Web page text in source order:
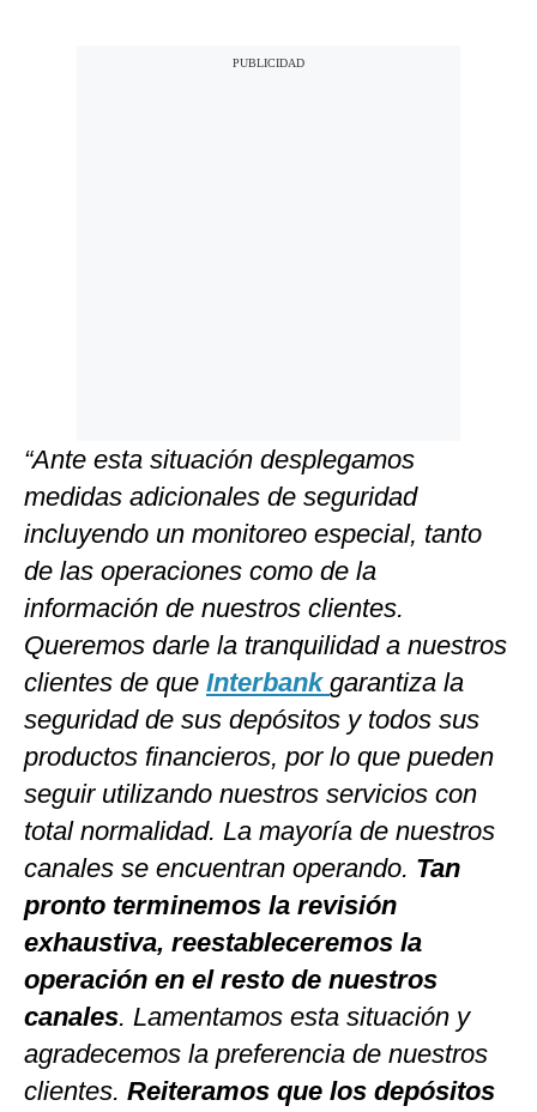
“Ante esta situación desplegamos
medidas adicionales de seguridad
incluyendo un monitoreo especial, tanto
de las operaciones como de la
información de nuestros clientes.
Queremos darle la tranquilidad a nuestros
clientes de que Interbank garantiza la
seguridad de sus depósitos y todos sus
productos financieros, por lo que pueden
seguir utilizando nuestros servicios con
total normalidad. La mayoría de nuestros
canales se encuentran operando. Tan
pronto terminemos la revisión
exhaustiva, reestableceremos la
operación en el resto de nuestros
canales. Lamentamos esta situación y
agradecemos la preferencia de nuestros
clientes. Reiteramos que los depósitos